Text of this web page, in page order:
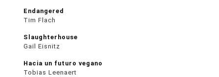
Endangered
Tim Flach
Slaughterhouse
Gail Eisnitz
Hacia un futuro vegano
Tobias Leenaert